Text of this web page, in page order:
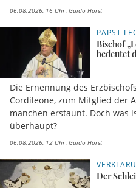
06.08.2026, 16 Uhr Guido Horst
PAPST
Bischof
bedeutet
Die Ernennung des
Cordileone, zum Mitglied der
manchen erstaunt. Doch was
überhaupt?
06.08.2026, 12 Uhr Guido Horst
Der